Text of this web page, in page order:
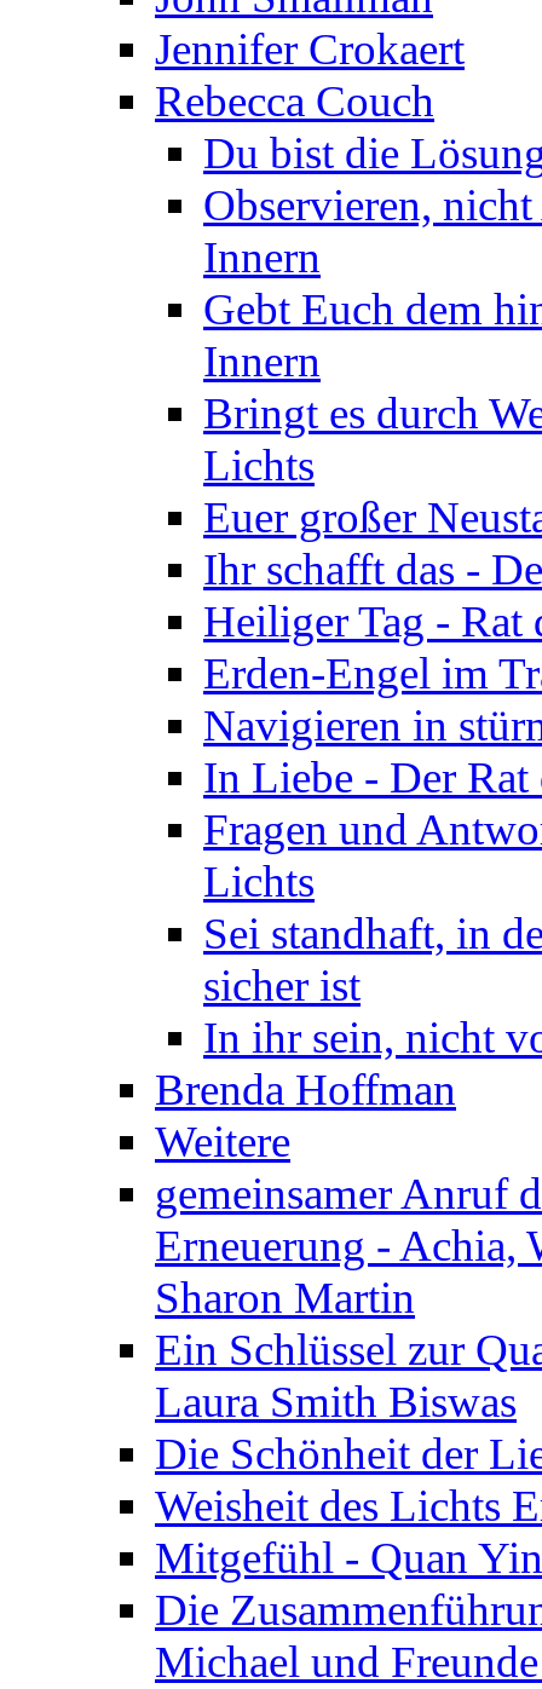
Jennifer Crokaert
Rebecca Couch
Du bist die
Observieren,
Innern
Gebt Euch dem
Innern
Bringt es durch
Lichts
Euer großer
Ihr schafft das -
Heiliger Tag - Rat
Erden-Engel im
Navigieren in
In Liebe - Der Rat
Fragen und
Lichts
Sei standhaft, in
sicher ist
In ihr sein, nicht
Brenda Hoffman
Weitere
gemeinsamer Anruf
Erneuerung - Achia,
Sharon Martin
Ein Schlüssel zur
Laura Smith Biswas
Die Schönheit der
Weisheit des Lichts
Mitgefühl - Quan
Die
Michael und